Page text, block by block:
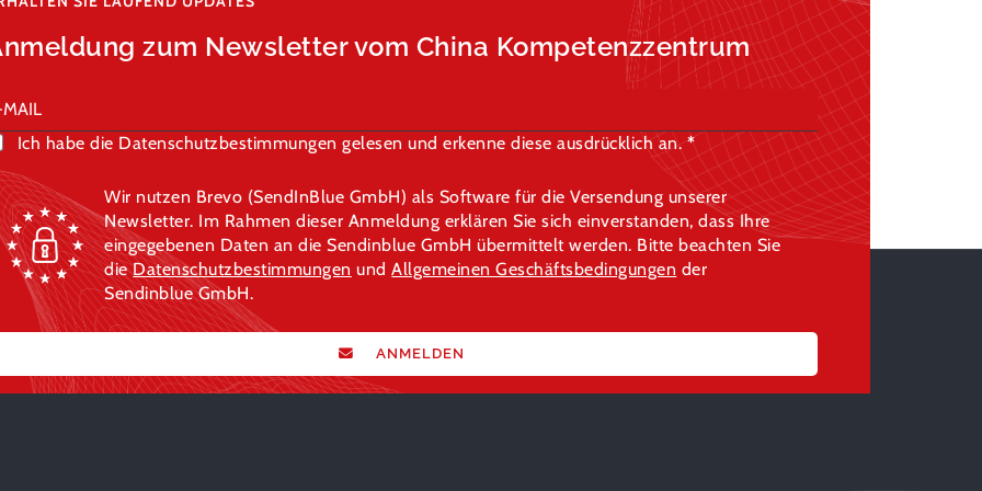
zum Newsletter vom China Kompetenzzentrum
Ich habe die Datenschutzbestimmungen gelesen und erkenne diese ausdrücklich an.
Wir nutzen Brevo (SendInBlue GmbH) als Software für die Versendung unserer
Newsletter. Im Rahmen dieser Anmeldung erklären Sie sich einverstanden, dass Ihre
eingegebenen Daten an die Sendinblue GmbH übermittelt werden. Bitte beachten Sie
dieDatenschutzbestimmungen undAllgemeinen Geschäftsbedingungen der
Sendinblue GmbH.
ANMELDEN